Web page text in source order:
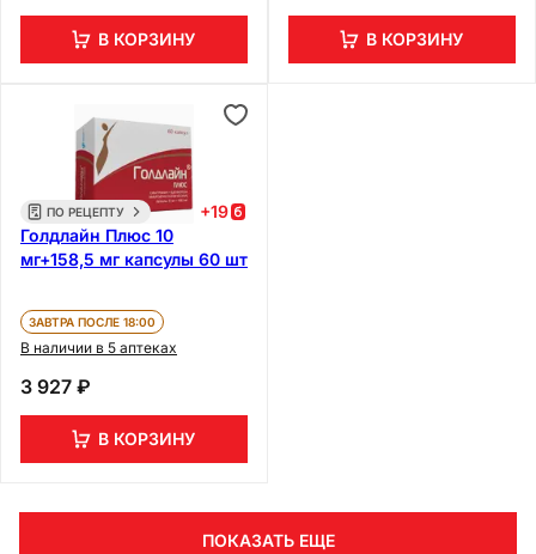
В КОРЗИНУ В КОРЗИНУ
ПО РЕЦЕПТУ +19
Голдлайн Плюс 10
мг+158,5 мг капсулы 60 шт
ЗАВТРА ПОСЛЕ 18:00
В наличии в 5 аптеках
3 927 ₽
В КОРЗИНУ
ПОКАЗАТЬ ЕЩЕ